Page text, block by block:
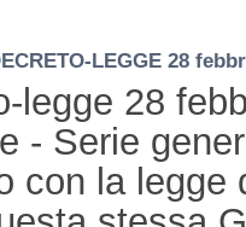
LEGGE 28
legge 28
- Serie
con la legge